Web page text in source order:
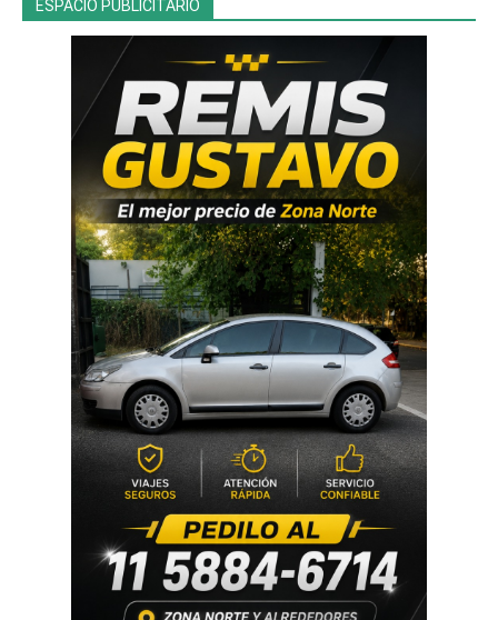
ESPACIO PUBLICITARIO